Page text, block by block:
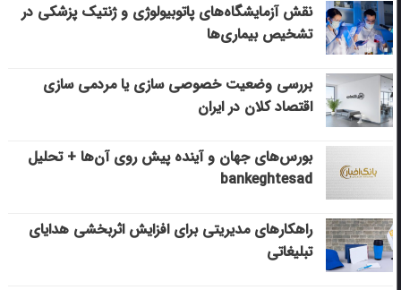
نقش آزمایشگاه‌های پاتوبیولوژی و ژنتیک پزشکی در
تشخیص بیماری‌ها
بررسی وضعیت خصوصی سازی یا مردمی سازی
اقتصاد کلان در ایران
بورس‌های جهان و آینده پیش روی آن‌ها + تحلیل
bankeghtesad
راهکارهای مدیریتی برای افزایش اثربخشی هدایای
تبلیغاتی